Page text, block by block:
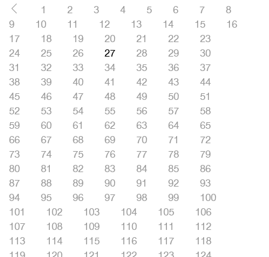
1 2 3 4 5 6 7
8
9
10 11 12 13 14 15
16
17
18 19 20 21 22
23
24
25 26 27 28 29
30
31
32 33 34 35 36
37
38
39 40 41 42 43
44
45
46 47 48 49 50
51
52
53 54 55 56 57
58
59
60 61 62 63 64
65
66
67 68 69 70 71
72
73
74 75 76 77 78
79
80
81 82 83 84 85
86
87
88 89 90 91 92
93
94
95 96 97 98 99
100
101
102 103 104 105
106
107
108 109 110 111
112
113
114 115 116 117
118